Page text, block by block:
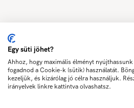
Egy süti jöhet?
Ahhoz, hogy maximális élményt
fogadnod a Cookie-k (sütik) használatát.
kezeljük, és kizárólag jó célra használjuk.
irányelvek linkre kattintva olvashatsz.